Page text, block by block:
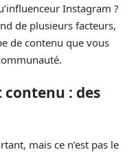
Instagram ?
de plusieurs facteurs,
de contenu que vous
contenu : des
mais ce n’est pas le